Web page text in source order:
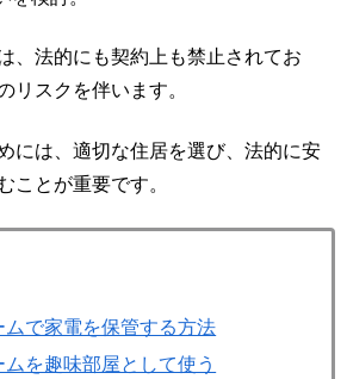
、法的にも契約上も禁止されてお
リスクを伴います。
には、適切な住居を選び、法的に安
ことが重要です。
ムで家電を保管する方法
ムを趣味部屋として使う